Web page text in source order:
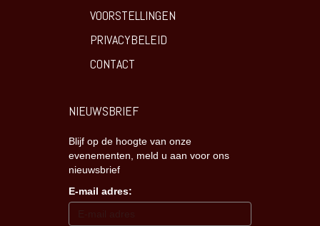
VOORSTELLINGEN
PRIVACYBELEID
CONTACT
NIEUWSBRIEF
Blijf op de hoogte van onze
evenementen, meld u aan voor ons
nieuwsbrief
E-mail adres: